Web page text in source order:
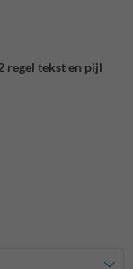
regel tekst en pijl